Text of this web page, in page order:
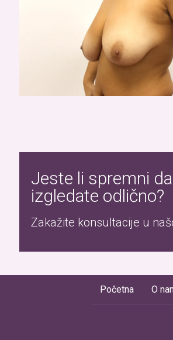
Jeste li spremni
izgledate odlično?
Zakažite konsultacije u
Početna O